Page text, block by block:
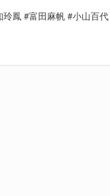
玲鳳#富田麻帆 #小山百代